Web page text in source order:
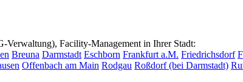
Verwaltung), Facility-Management in Ihrer Stadt:
Breuna Darmstadt Eschborn Frankfurt a.M. Friedrichsdorf
Offenbach am Main Rodgau Roßdorf (bei Darmstadt)